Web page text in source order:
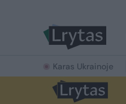
Karas Ukrainoje